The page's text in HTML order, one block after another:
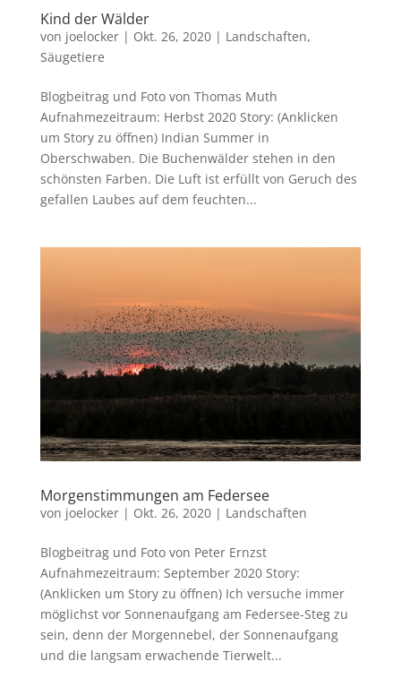
Kind der Wälder
von joelocker| Okt. 26, 2020| Landschaften,
Säugetiere
Blogbeitrag und Foto von Thomas Muth
Aufnahmezeitraum: Herbst 2020 Story: (Anklicken
um Story zu öffnen) Indian Summer in
Oberschwaben. Die Buchenwälder stehen in den
schönsten Farben. Die Luft ist erfüllt von Geruch des
gefallen Laubes auf dem feuchten...
Morgenstimmungen am Federsee
von joelocker| Okt. 26, 2020| Landschaften
Blogbeitrag und Foto von Peter Ernzst
Aufnahmezeitraum: September 2020 Story:
(Anklicken um Story zu öffnen) Ich versuche immer
möglichst vor Sonnenaufgang am Federsee-Steg zu
sein, denn der Morgennebel, der Sonnenaufgang
und die langsam erwachende Tierwelt...